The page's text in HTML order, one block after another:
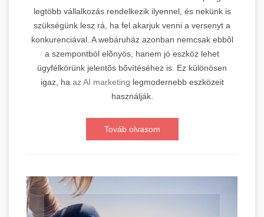
legtöbb vállalkozás rendelkezik ilyennel, és nekünk is
szükségünk lesz rá, ha fel akarjuk venni a versenyt a
konkurenciával. A webáruház azonban nemcsak ebbõl
a szempontból elõnyös, hanem jó eszköz lehet
ügyfélkörünk jelentõs bõvítéséhez is. Ez különösen
igaz, ha az AI marketing legmodernebb eszközeit
használják.
Továb olvasom